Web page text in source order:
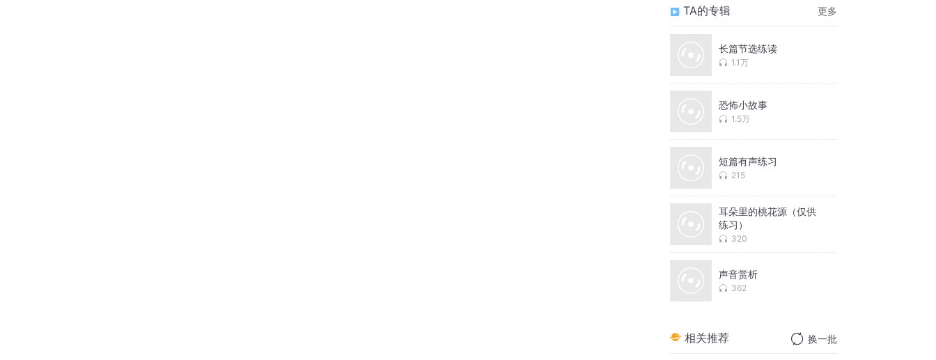
TA的专辑 更多
长篇节选练读
1.1万
恐怖小故事
1.5万
短篇有声练习
215
耳朵里的桃花源（仅供
练习）
320
声音赏析
362
相关推荐 换一批